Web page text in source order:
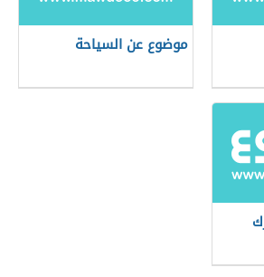
موضوع عن السياحة